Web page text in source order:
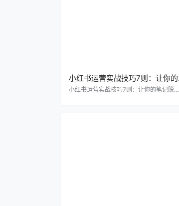
小红书运营实战技巧7则：让你的
笔记脱颖而出
小红书运营实战技巧7则：让你的笔记脱颖